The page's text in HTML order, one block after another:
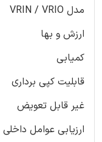
مدل VRIN / VRIO
ارزش و بها
کمیابی
قابلیت کپی برداری
غیر قابل تعویض
ارزیابی عوامل داخلی